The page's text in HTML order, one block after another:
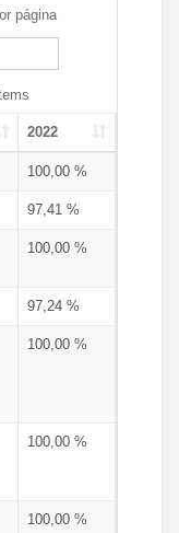
página
2022
100,00 %
97,41 %
100,00 %
97,24 %
100,00 %
100,00 %
100,00 %